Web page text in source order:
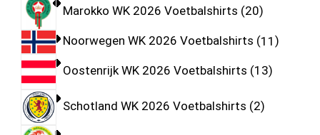
Marokko WK 2026 Voetbalshirts 20
Noorwegen WK 2026 Voetbalshirts 11
Oostenrijk WK 2026 Voetbalshirts 13
Schotland WK 2026 Voetbalshirts 2